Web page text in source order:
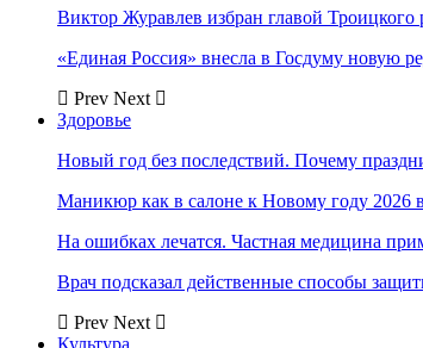
Виктор Журавлев избран главой Троицкого
«Единая Россия» внесла в Госдуму новую
Prev Next
Здоровье
Новый год без последствий. Почему
Маникюр как в салоне к Новому году 2026
На ошибках лечатся. Частная медицина
Врач подсказал действенные способы
Prev Next
Культура